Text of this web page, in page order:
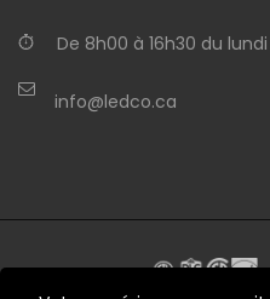
De 8h00 à 16h30 du
info@ledco.ca